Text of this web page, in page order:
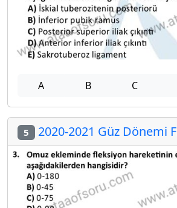
A B C
5 2020-2021 Güz Dönemi